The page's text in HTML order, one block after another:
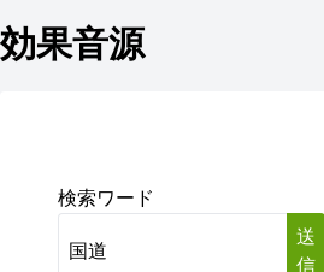
効果音源
検索ワード
送
信